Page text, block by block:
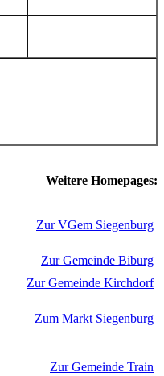
Weitere Homepages:
Zur VGem Siegenburg
Zur Gemeinde Biburg
Zur Gemeinde Kirchdorf
Zum Markt Siegenburg
Zur Gemeinde Train